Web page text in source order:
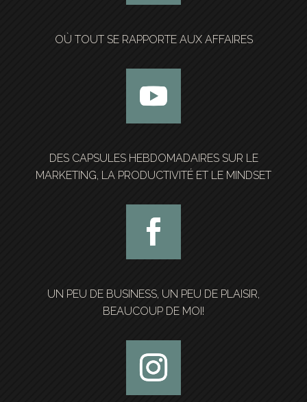
OÙ TOUT SE RAPPORTE AUX AFFAIRES
DES CAPSULES HEBDOMADAIRES SUR LE
MARKETING, LA PRODUCTIVITÉ ET LE MINDSET
UN PEU DE BUSINESS, UN PEU DE PLAISIR,
BEAUCOUP DE MOI!